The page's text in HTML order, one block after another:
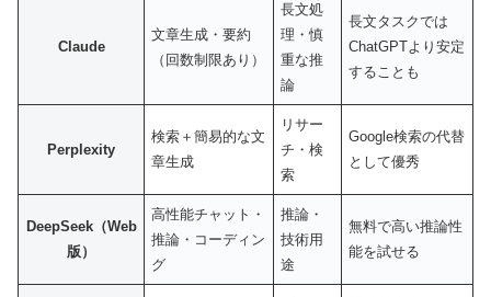
Claude
文章生成・要約
（回数制限あり）
長文処
理・慎
重な推
論
長文タスクでは
ChatGPTより安定
することも
Perplexity
検索＋簡易的な文
章生成
リサー
チ・検
索
Google検索の代替
として優秀
DeepSeek（Web
版）
高性能チャット・
推論・コーディン
グ
推論・
技術用
途
無料で高い推論性
能を試せる